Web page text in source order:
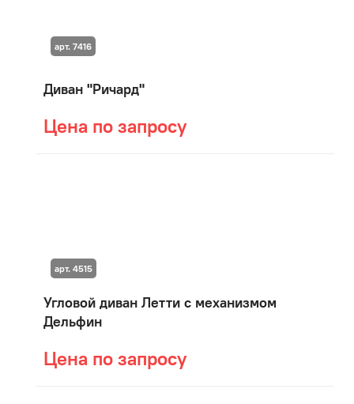
Диван "Ричард"
Цена по запросу
арт. 7416
Угловой диван Летти с механизмом
Дельфин
Цена по запросу
арт. 4515